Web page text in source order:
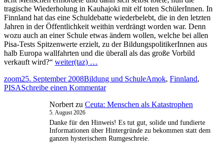
tragische Wiederholung in Kauhajoki mit elf toten SchülerInnen. In
Finnland hat das eine Schuldebatte wiederbelebt, die in den letzten
Jahren in der Öffentlichkeit weithin verdrängt worden war. Denn
wozu auch an einer Schule etwas ändern wollen, welche bei allen
Pisa-Tests Spitzenwerte erzielt, zu der BildungspolitikerInnen aus
halb Europa wallfahrten und die überall als das große Vorbild
verkauft wird?“ weiter(taz) …
Autor
zoomVeröffentlicht
am
25. September 2008Kategorien
Bildung und SchuleSchlagwörter
Amok, Finnland,
PISASchreibe einen Kommentarzu
Finnland
Menschlich
auf
der
Norbertzu Ceuta: Menschen als Katastrophen
5. August 2026
Danke für den Hinweis! Es tut gut, solide und fundierte
Informationen über Hintergründe zu bekommen statt dem
ganzen hysterischem Rumgeschreie.